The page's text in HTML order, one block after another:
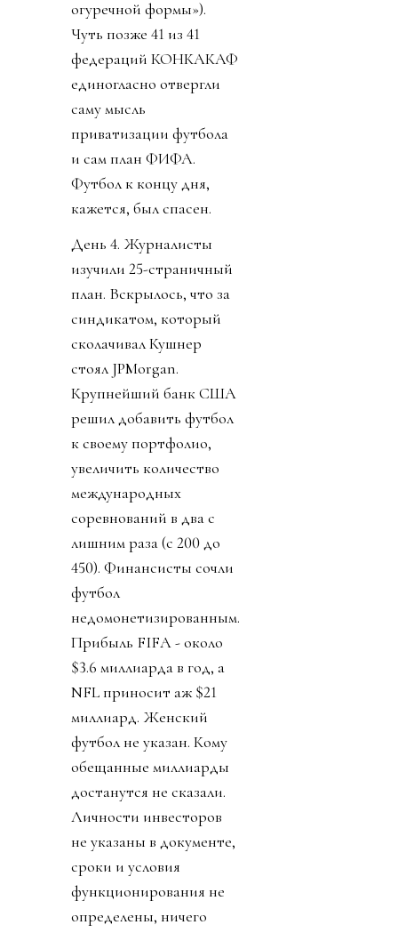
видео, объясняя, что его
план не продажа и что
всем очень хорошо от
этого будет. И тут
свершилось. Лысый
коррупционер
совершил чудо. Европа,
не могущая
договориться какие
дырочки в розетках
должны быть,
объединилась. Все 55
стран УЕФА объявили
бойкот всем
соревнованиям ФИФА
(см. «Посыл в пешее
эротическое
путешествие к объекту
федераций КОНКАКАФ
единогласно отвергли
саму мысль
приватизации футбола
Футбол к концу дня,
кажется, был спасен.
День 4. Журналисты
изучили 25-страничный
план. Вскрылось, что за
синдикатом, который
сколачивал Кушнер
стоял JPMorgan.
Крупнейший банк США
решил добавить футбол
к своему портфолио,
увеличить количество